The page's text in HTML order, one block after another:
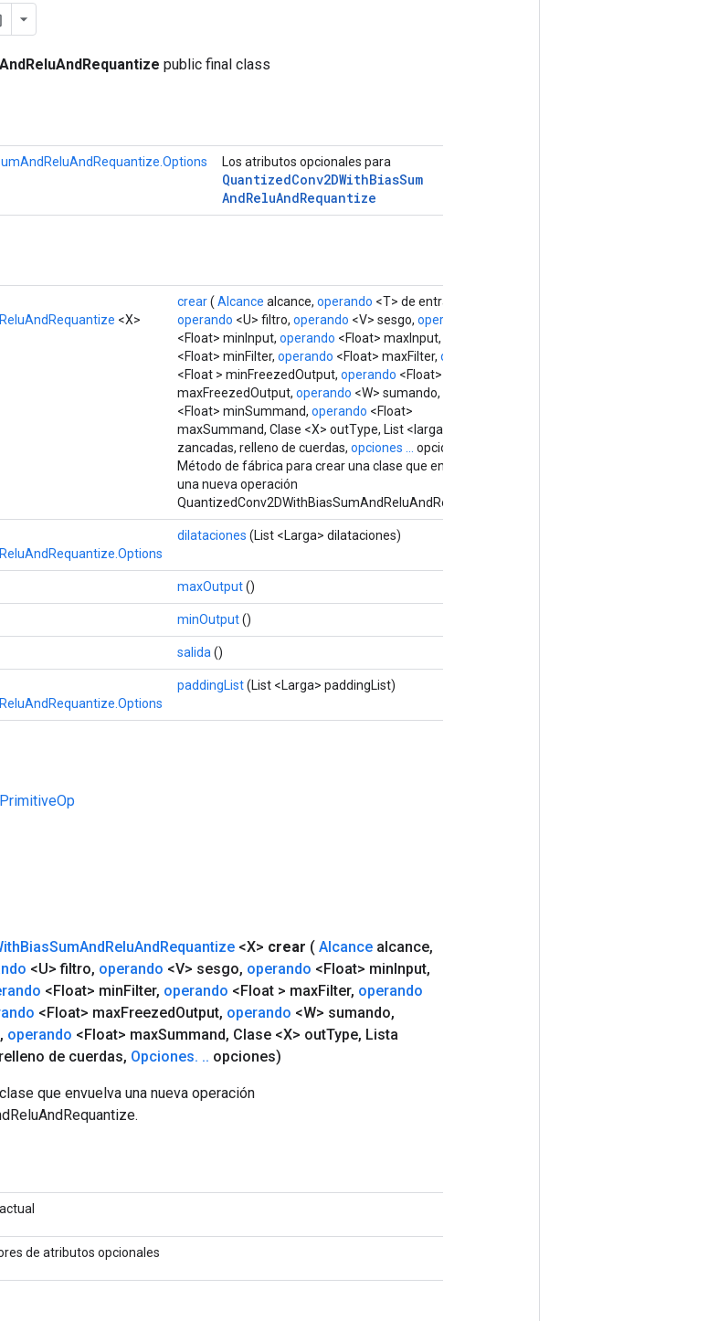
public final class
Los atributos opcionales para
QuantizedConv2DWithBiasSum
AndReluAndRequantize
<X>
crear( Alcance alcance, operando <T> de entrada,
operando <U> filtro, operando <V> sesgo, operando
<Float> minInput, operando <Float> maxInput,
<Float> minFilter, operando <Float> maxFilter, operando
<Float > minFreezedOutput, operando <Float>
maxFreezedOutput, operando <W> sumando,
<Float> minSummand, operando <Float>
maxSummand, Clase <X> outType, List <larga>
zancadas, relleno de cuerdas, opciones ...
opciones)
Método de fábrica para crear una clase que envuelva
una nueva operación
QuantizedConv2DWithBiasSumAndReluAndRequantize.
dilataciones (List <Larga> dilataciones)
maxOutput()
minOutput()
salida ()
paddingList(List <Larga> paddingList)
BiasSumAndReluAndRequantize <X> crear ( Alcance alcance,
<U> filtro, operando <V> sesgo, operando <Float> minInput,
<Float> minFilter, operando <Float > maxFilter, operando
<Float> maxFreezedOutput, operando <W> sumando,
, operando <Float> maxSummand, Clase <X> outType, Lista
de cuerdas, Opciones. .. opciones)
que envuelva una nueva operación
de atributos opcionales